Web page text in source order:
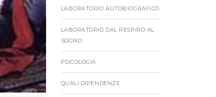
LABORATORIO AUTOBIOGRAFICO
LABORATORIO DAL RESPIRO AL
SOGNO
PSICOLOGIA
QUALI DIPENDENZE